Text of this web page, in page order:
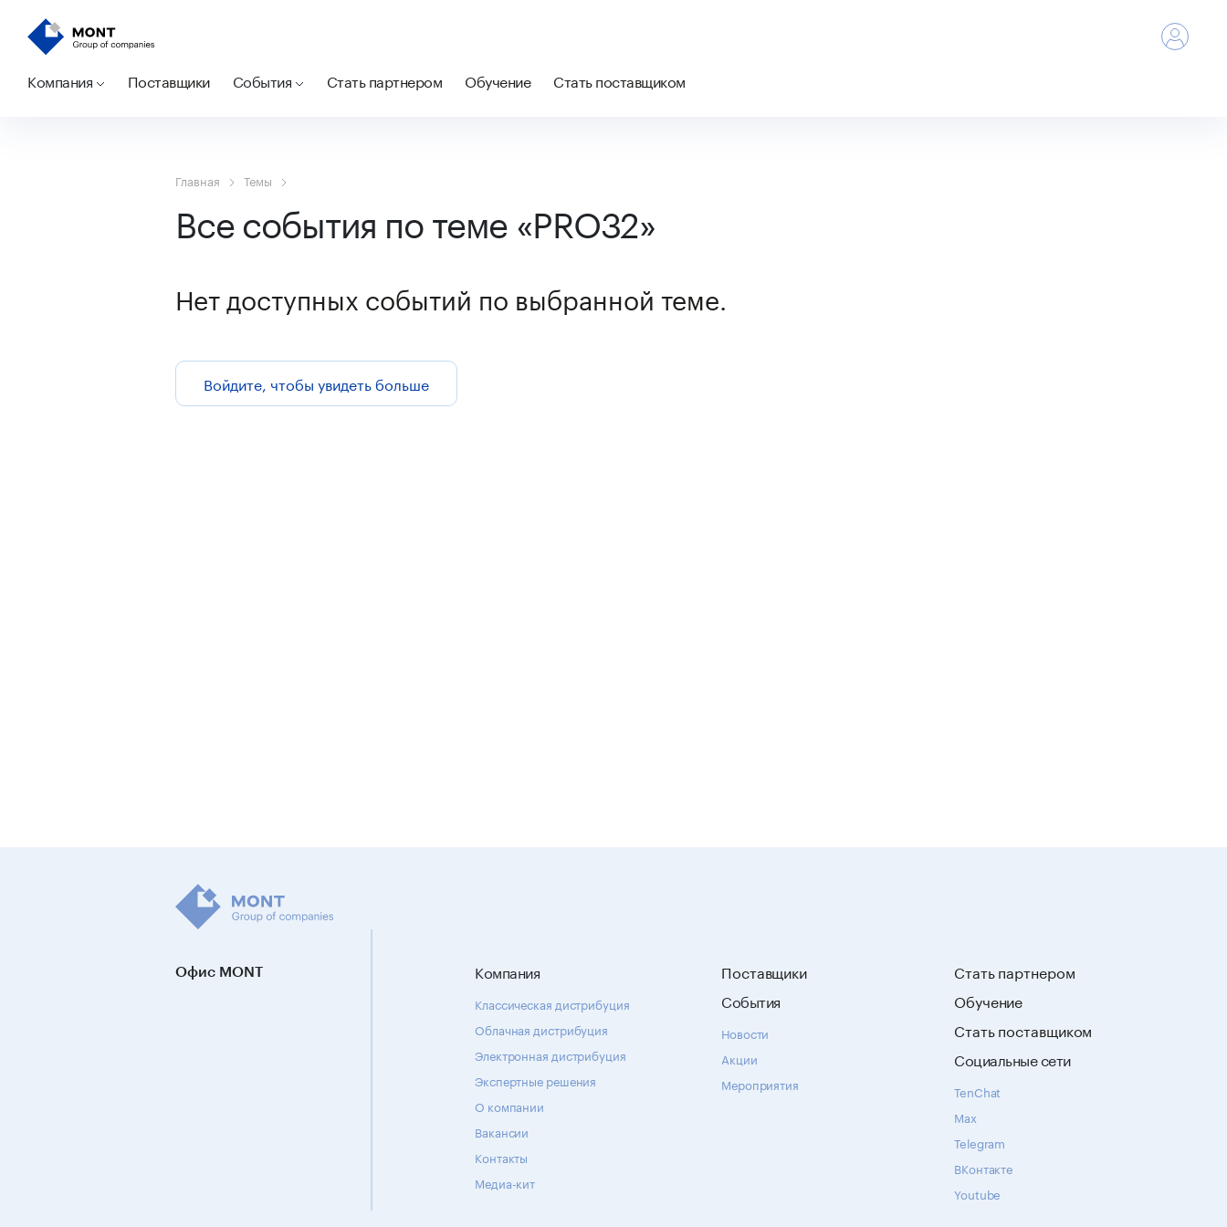
Компания Поставщики События Стать партнером Обучение Стать поставщиком
Главная Темы
Все события по теме «PRO32»
Нет доступных событий по выбранной теме.
Войдите, чтобы увидеть больше
Офис MONT Компания
Классическая дистрибуция
Облачная дистрибуция
Электронная дистрибуция
Экспертные решения
О компании
Вакансии
Контакты
Медиа-кит
Поставщики
События
Новости
Акции
Мероприятия
Стать партнером
Обучение
Стать поставщиком
Социальные сети
TenChat
Max
Telegram
ВКонтакте
Youtube